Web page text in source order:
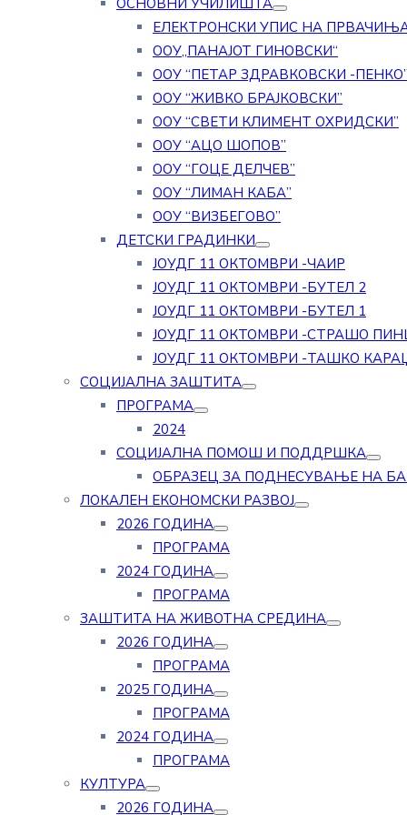
ОСНОВНИ УЧИЛИШТА
ЕЛЕКТРОНСКИ УПИС НА
ООУ„ПАНАЈОТ ГИНОВСКИ“
ООУ “ПЕТАР ЗДРАВКОВСКИ -ПЕНКО”
ООУ “ЖИВКО БРАЈКОВСКИ”
ООУ “СВЕТИ КЛИМЕНТ ОХРИДСКИ”
ООУ “АЦО ШОПОВ”
ООУ “ГОЦЕ ДЕЛЧЕВ”
ООУ “ЛИМАН КАБА”
ООУ “ВИЗБЕГОВО”
ДЕТСКИ ГРАДИНКИ
ЈОУДГ 11 ОКТОМВРИ -ЧАИР
ЈОУДГ 11 ОКТОМВРИ -БУТЕЛ 2
ЈОУДГ 11 ОКТОМВРИ -БУТЕЛ 1
ЈОУДГ 11 ОКТОМВРИ -СТРАШО
ЈОУДГ 11 ОКТОМВРИ -ТАШКО
СОЦИЈАЛНА ЗАШТИТА
ПРОГРАМА
2024
СОЦИЈАЛНА ПОМОШ И ПОДДРШКА
ОБРАЗЕЦ ЗА ПОДНЕСУВАЊЕ НА
ЛОКАЛЕН ЕКОНОМСКИ РАЗВОЈ
2026 ГОДИНА
ПРОГРАМА
2024 ГОДИНА
ПРОГРАМА
ЗАШТИТА НА ЖИВОТНА СРЕДИНА
2026 ГОДИНА
ПРОГРАМА
2025 ГОДИНА
ПРОГРАМА
2024 ГОДИНА
ПРОГРАМА
КУЛТУРА
2026 ГОДИНА